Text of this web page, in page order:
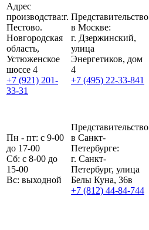
Адрес
производства:г.
Пестово.
Новгородская
область,
Устюженское
шоссе 4
+7 (921) 201-
33-31
Представительство
в Москве:
г. Дзержинский,
улица
Энергетиков, дом
4
+7 (495) 22-33-841
Пн - пт: с 9-00
до 17-00
Сб: с 8-00 до
15-00
Вс: выходной
Представительство
в Санкт-
Петербурге:
г. Санкт-
Петербург, улица
Белы Куна, 36в
+7 (812) 44-84-744